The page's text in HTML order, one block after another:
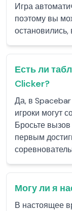
Игра
поэтому вы
остановились,
Есть ли
Clicker?
Да, в Spacebar
игроки могут
Бросьте
первым
Могу ли я
В настоящее